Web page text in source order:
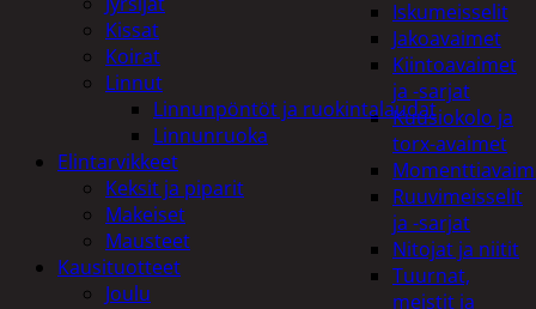
Iskumeisselit
Jakoavaimet
Kiintoavaimet
ja -sarjat
Kuusiokolo ja
torx-avaimet
Ruuvimeisselit
ja -sarjat
Nitojat ja niitit
Tuurnat,
meistit ja
Kissat
Koirat
Linnut
Linnunpöntöt ja ruokintalaudat
Linnunruoka
Elintarvikkeet
Keksit ja piparit
Makeiset
Mausteet
Kausituotteet
Joulu